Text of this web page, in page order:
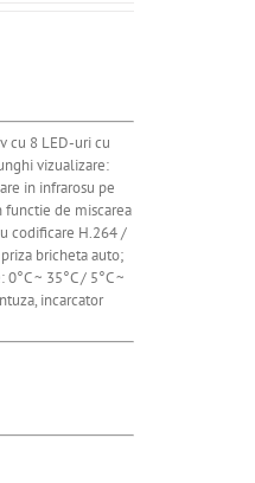
cu 8 LED-uri cu
vizualizare:
in infrarosu pe
functie de miscarea
codificare H.264 /
bricheta auto;
~ 35°C / 5°C ~
incarcator